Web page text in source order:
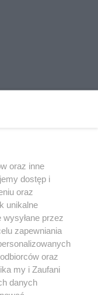
być powielany i
jakikolwiek sposób (w
polu
w
Jakiekolwiek użycie lub
naruszeniem prawa,
kary i może być
oraz inne
dostęp i
oraz
unikalne
przez
zapewniania
oraz
my i Zaufani
danych